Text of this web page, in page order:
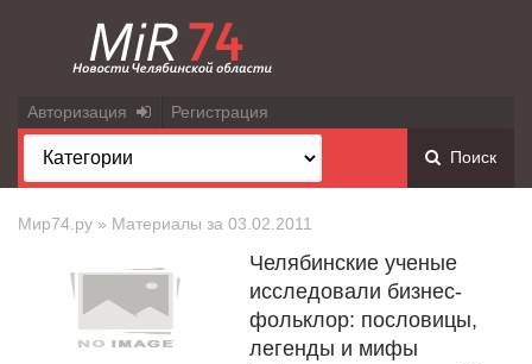
Авторизация Регистрация
Поиск
Мир74.ру » Материалы за 03.02.2011
Челябинские ученые
исследовали бизнес-
фольклор: пословицы,
легенды и мифы